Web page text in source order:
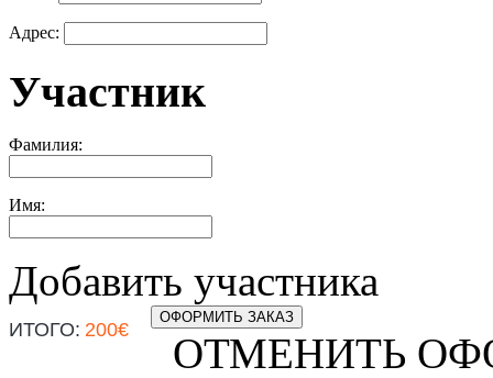
Адрес:
Участник
Фамилия:
Имя:
Добавить участника
ИТОГО: 200€
ОФОРМИТЬ ЗАКАЗ
ОТМЕНИТЬ